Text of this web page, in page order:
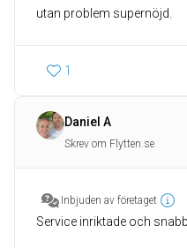
utan problem supernöjd.
1
Daniel A
Skrev om Flytten.se
Inbjuden av företaget
Service inriktade och